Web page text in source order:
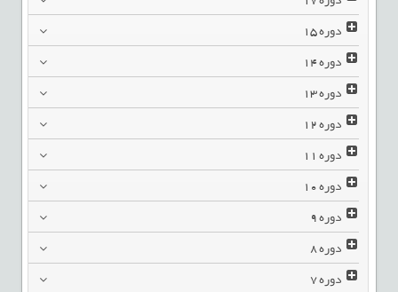
دوره15
دوره14
دوره13
دوره12
دوره11
دوره10
دوره9
دوره8
دوره7